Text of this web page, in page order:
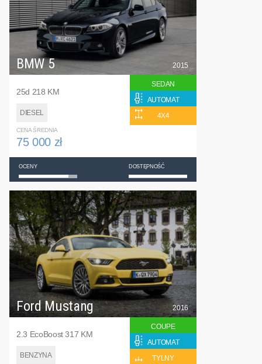
BMW 5
25d 218 KM
DIESEL
2015
SEDAN
AUTOMAT
4X4
CENA ŚREDNIA
75 000 zł
OCENY DOSTĘPNOŚĆ
Ford Mustang
2.3 EcoBoost 317 KM
BENZYNA
2016
COUPE
AUTOMAT
TYLNY